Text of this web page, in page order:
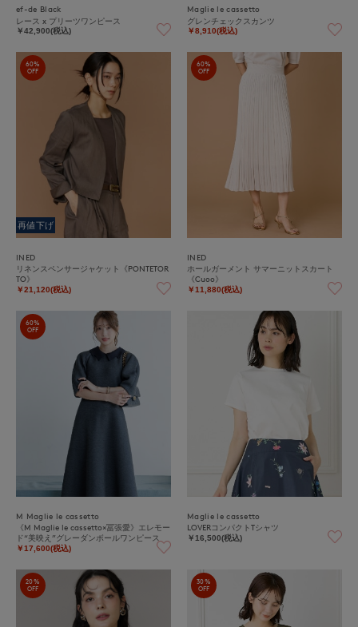
ef-de Black
レース x プリーツワンピース
￥42,900(税込)
Maglie le cassetto
グレンチェックスカンツ
￥8,910(税込)
60%
OFF
再値下げ
INED
リネンスペンサージャケット《PONTETOR
TO》
￥21,120(税込)
60%
OFF
INED
ホールガーメント サマーニットスカート
《Cuoo》
￥11,880(税込)
60%
OFF
M Maglie le cassetto
《M Maglie le cassetto×冨張愛》エレモー
ド“美映え”グレーダンボールワンピース
￥17,600(税込)
Maglie le cassetto
LOVERコンパクトTシャツ
￥16,500(税込)
20%
OFF
30%
OFF